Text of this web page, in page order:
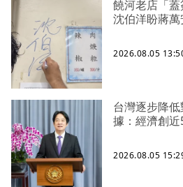
饒河老店「
沈伯洋盼蔣
2026.08.05
台灣逐步降
據：經濟創
2026.08.05